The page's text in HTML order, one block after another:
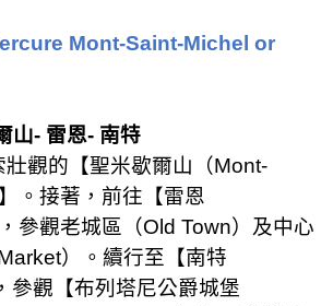
Mont-Saint-Michel or
山- 雷恩- 南特
觀的【聖米歇爾山（Mont-
。接著，前往【雷恩
參觀老城區（Old Town）及中心
）。續行至【南特
參觀【布列塔尼公爵城堡